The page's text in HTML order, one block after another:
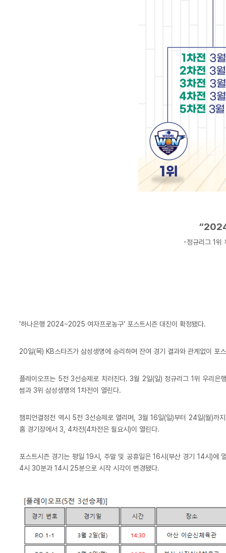
-정규리그 1위
‘하나은행 2024~2025 여자프로농구’ 포스트시즌 대진이 확정됐다.
20일(목) KB스타즈가 삼성생명에 승리하며 잔여 경기 결과와 관계없이 포
플레이오프는 5전 3선승제로 치러진다. 3월 2일(일) 정규리그 1위 우리
썸과 3위 삼성생명의 1차전이 열린다.
챔피언결정전 역시 5전 3선승제로 열리며, 3월 16일(일)부터 24일(월)까
홈 경기장에서 3, 4차전(4차전은 필요시)이 열린다.
포스트시즌 경기는 평일 19시, 주말 및 공휴일은 16시(부산 경기 14시)에
4시 30분과 14시 25분으로 시작 시각이 변경됐다.